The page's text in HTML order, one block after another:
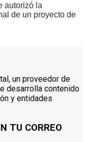
autorizó la
de un proyecto de
un proveedor de
desarrolla contenido
y entidades
TU CORREO